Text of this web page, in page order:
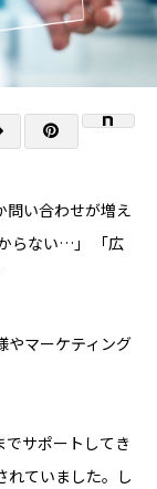
問い合わせが増え
らない…」 「広
やマーケティング
でサポートしてき
れていました。し